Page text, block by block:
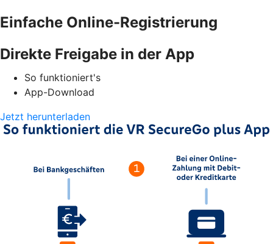
Einfache Online-Registrierung
Direkte Freigabe in der App
So funktioniert's
App-Download
Jetzt herunterladen